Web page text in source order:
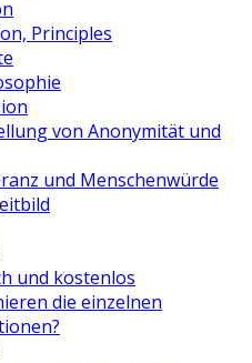
Principles
von Anonymität und
und Menschenwürde
und kostenlos
die einzelnen